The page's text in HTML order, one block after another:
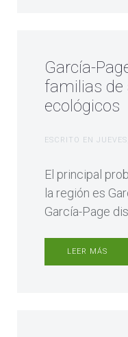
García-
familias de
ecológicos
ESCRITO EN
El principal
la región es
García-Page
LEER MÁS